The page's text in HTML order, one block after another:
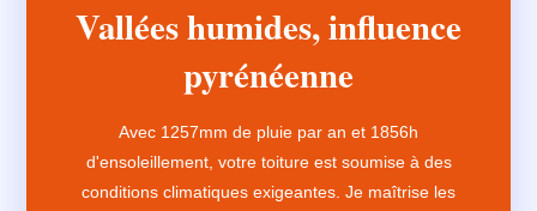
Vallées humides, influence
pyrénéenne
Avec 1257mm de pluie par an et 1856h
d'ensoleillement, votre toiture est soumise à des
conditions climatiques exigeantes. Je maîtrise les